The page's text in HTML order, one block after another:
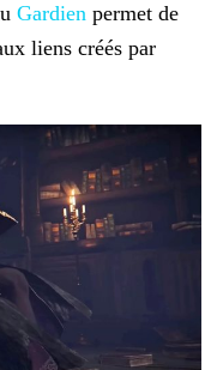
Gardien permet de
liens créés par